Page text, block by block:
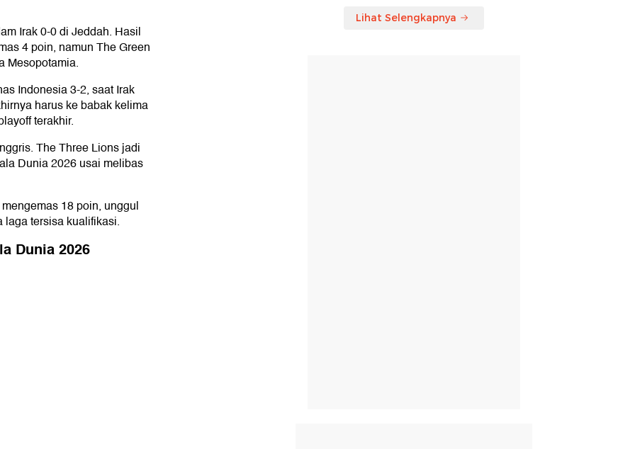
Irak 0-0 di Jeddah. Hasil
4 poin, namun The Green
Mesopotamia.
Indonesia 3-2, saat Irak
harus ke babak kelima
terakhir.
The Three Lions jadi
Dunia 2026 usai melibas
18 poin, unggul
laga tersisa kualifikasi.
Dunia 2026
Lihat Selengkapnya